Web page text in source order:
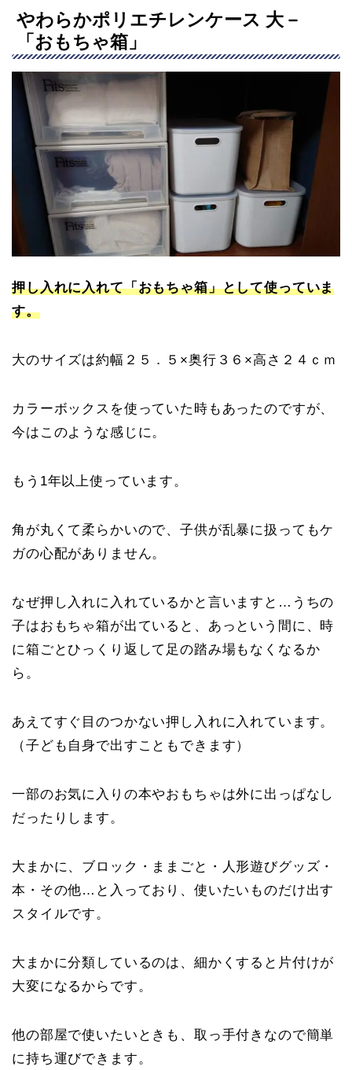
やわらかポリエチレンケース 大－
「おもちゃ箱」
押し入れに入れて「おもちゃ箱」として使っていま
す。
大のサイズは約幅２５．５×奥行３６×高さ２４ｃｍ
カラーボックスを使っていた時もあったのですが、
今はこのような感じに。
もう1年以上使っています。
角が丸くて柔らかいので、子供が乱暴に扱ってもケ
ガの心配がありません。
なぜ押し入れに入れているかと言いますと…うちの
子はおもちゃ箱が出ていると、あっという間に、時
に箱ごとひっくり返して足の踏み場もなくなるか
ら。
あえてすぐ目のつかない押し入れに入れています。
（子ども自身で出すこともできます）
一部のお気に入りの本やおもちゃは外に出っぱなし
だったりします。
大まかに、ブロック・ままごと・人形遊びグッズ・
本・その他…と入っており、使いたいものだけ出す
スタイルです。
大まかに分類しているのは、細かくすると片付けが
大変になるからです。
他の部屋で使いたいときも、取っ手付きなので簡単
に持ち運びできます。